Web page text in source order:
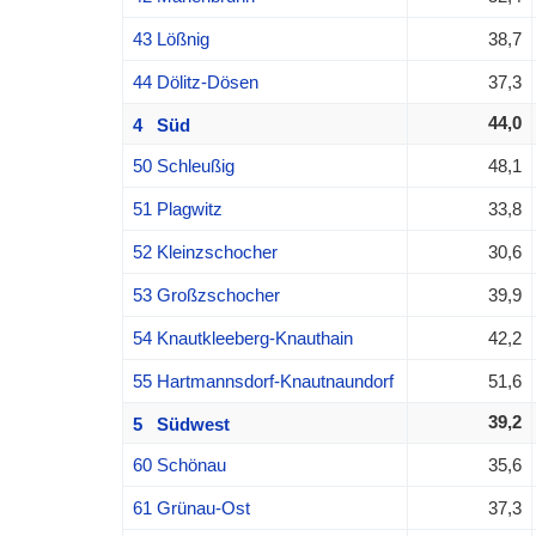
43 Lößnig 38,7
44 Dölitz-Dösen 37,3
4 Süd 44,0
50 Schleußig 48,1
51 Plagwitz 33,8
52 Kleinzschocher 30,6
53 Großzschocher 39,9
54 Knautkleeberg-Knauthain 42,2
55 Hartmannsdorf-Knautnaundorf 51,6
5 Südwest 39,2
60 Schönau 35,6
61 Grünau-Ost 37,3